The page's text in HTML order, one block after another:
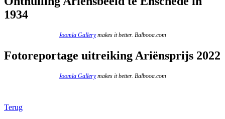
1934
Joomla Gallerymakes it better. Balbooa.com
Fotoreportage uitreiking Ariënsprijs 2022
Joomla Gallerymakes it better. Balbooa.com
Terug